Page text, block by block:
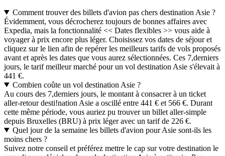
Comment trouver des billets d'avion pas chers destination Asie ?
Évidemment, vous décrocherez toujours de bonnes affaires avec
Expedia, mais la fonctionnalité << Dates flexibles >> vous aide à
voyager à prix encore plus léger. Choisissez vos dates de séjour et
cliquez sur le lien afin de repérer les meilleurs tarifs de vols proposés
avant et après les dates que vous aurez sélectionnées. Ces 7,derniers
jours, le tarif meilleur marché pour un vol destination Asie s'élevait à
441 €.
Combien coûte un vol destination Asie ?
Au cours des 7,derniers jours, le montant à consacrer à un ticket
aller-retour desti!nation Asie a oscillé entre 441 € et 566 €. Durant
cette même période, vous auriez pu trouver un billet aller-simple
depuis Bruxelles (BRU) à prix léger avec un tarif de 226 €.
Quel jour de la semaine les billets d'avion pour Asie sont-ils les
moins chers ?
Suivez notre conseil et préférez mettre le cap sur votre destination le